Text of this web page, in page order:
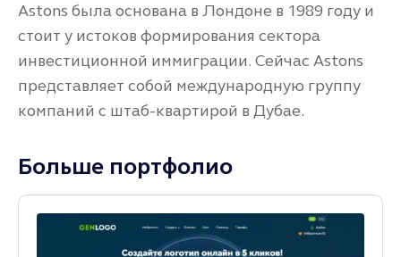
Astons была основана в Лондоне в 1989 году и
стоит у истоков формирования сектора
инвестиционной иммиграции. Сейчас Astons
представляет собой международную группу
компаний с штаб-квартирой в Дубае.
Больше портфолио